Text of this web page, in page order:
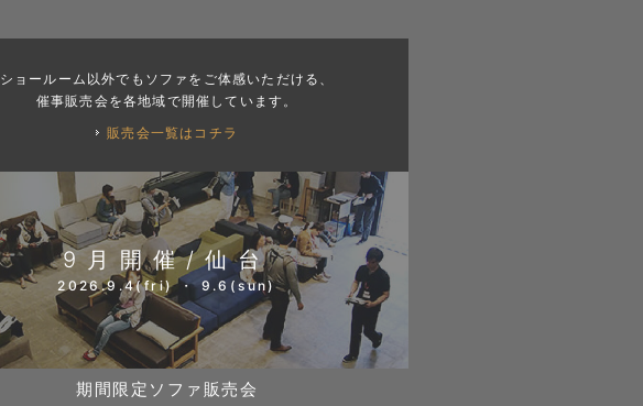
ショールーム以外でもソファをご体感いただける、
催事販売会を各地域で開催しています。
販売会一覧はコチラ
9月開催/仙台
2026.9.4(fri) ・ 9.6(sun)
期間限定ソファ販売会